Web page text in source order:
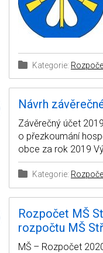
Kategorie:
Návrh
Závěrečný účet
o přezkoumání
obce za rok 2019
Kategorie:
Rozpočet MŠ
rozpočtu MŠ
MŠ – Rozpočet